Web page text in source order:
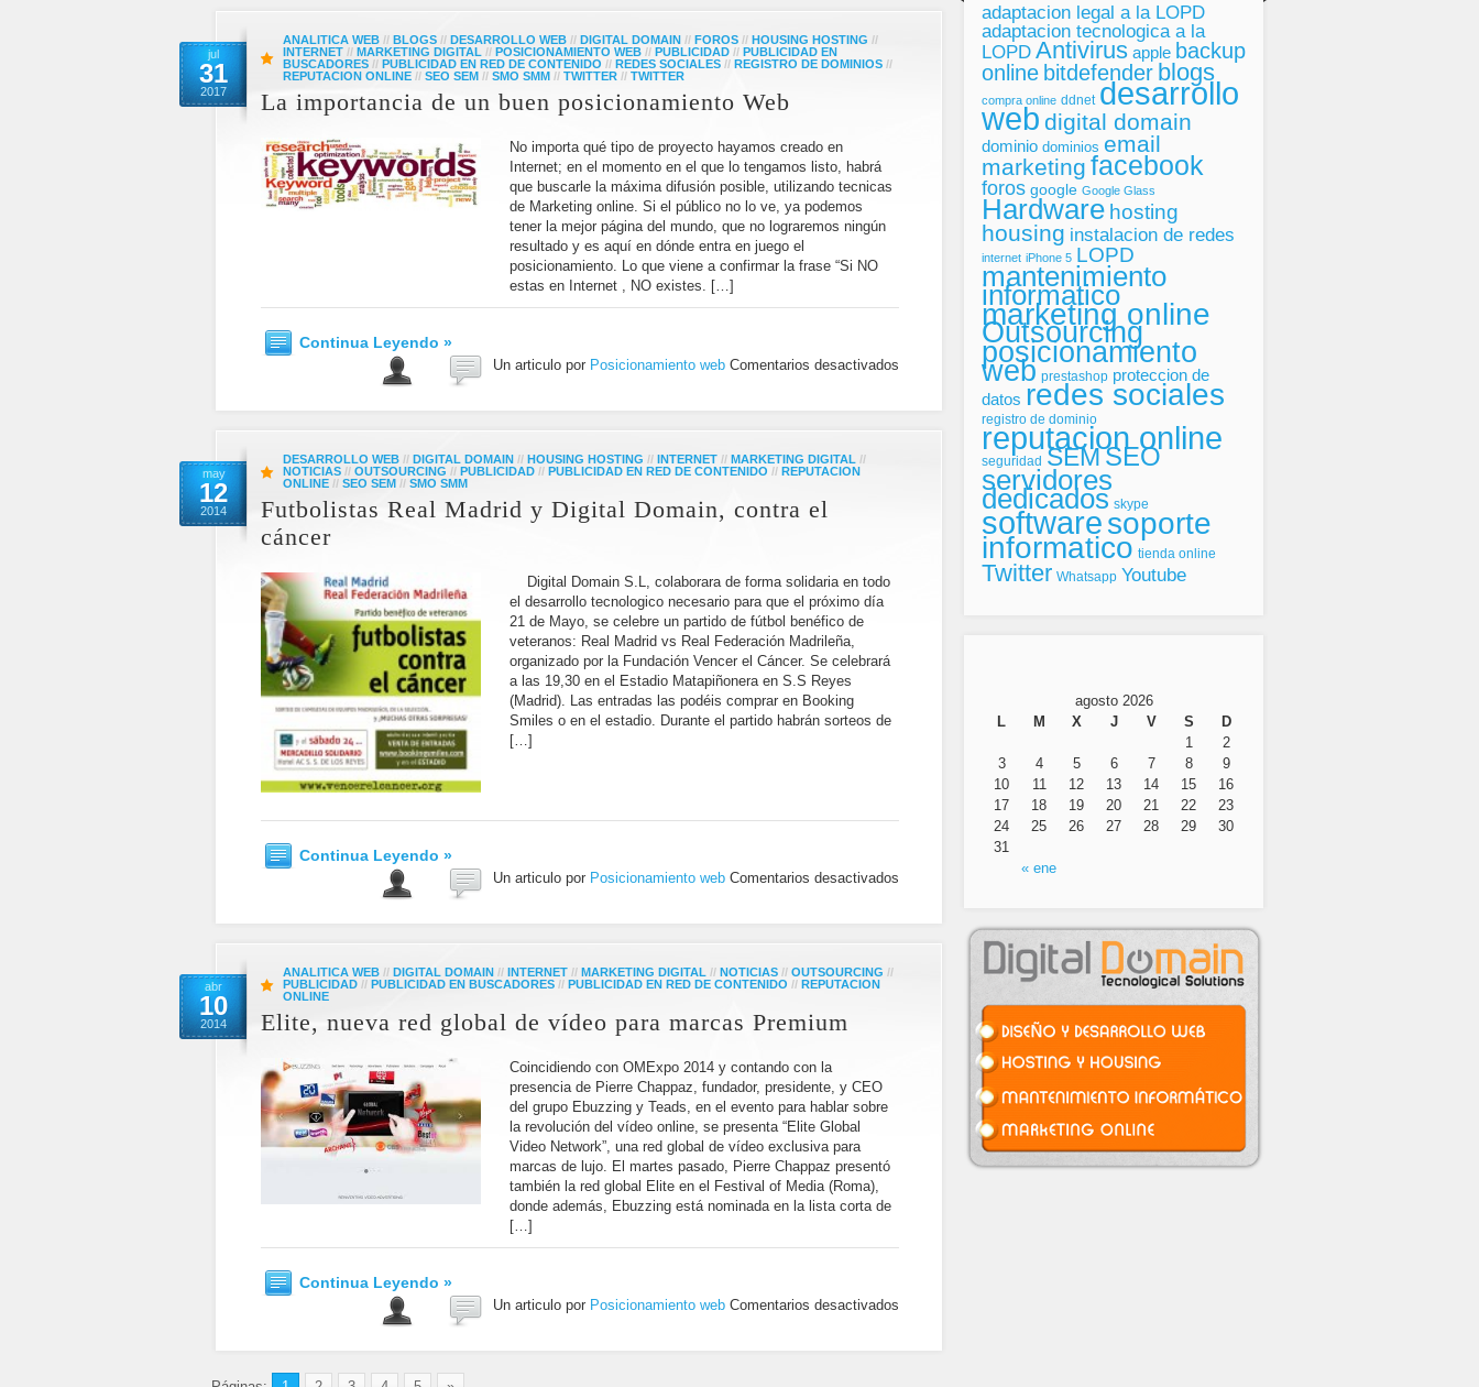
jul
31
2017
ANALITICA WEB // BLOGS // DESARROLLO WEB // DIGITAL DOMAIN // FOROS // HOUSING HOSTING //
INTERNET // MARKETING DIGITAL // POSICIONAMIENTO WEB // PUBLICIDAD // PUBLICIDAD EN
BUSCADORES // PUBLICIDAD EN RED DE CONTENIDO // REDES SOCIALES // REGISTRO DE DOMINIOS //
REPUTACION ONLINE // SEO SEM // SMO SMM // TWITTER // TWITTER
La importancia de un buen posicionamiento Web
No importa qué tipo de proyecto hayamos creado en
Internet; en el momento en el que lo tengamos listo, habrá
que buscarle la máxima difusión posible, utilizando tecnicas
de Marketing online. Si el público no lo ve, ya podemos
tener la mejor página del mundo, que no lograremos ningún
resultado y es aquí en dónde entra en juego el
posicionamiento. Lo que viene a confirmar la frase “Si NO
estas en Internet , NO existes. […]
Continua Leyendo »
Un articulo por Posicionamiento web Comentarios desactivados
may
12
2014
DESARROLLO WEB // DIGITAL DOMAIN // HOUSING HOSTING // INTERNET // MARKETING DIGITAL //
NOTICIAS // OUTSOURCING // PUBLICIDAD // PUBLICIDAD EN RED DE CONTENIDO // REPUTACION
ONLINE // SEO SEM // SMO SMM
Futbolistas Real Madrid y Digital Domain, contra el
cáncer
Digital Domain S.L, colaborara de forma solidaria en todo
el desarrollo tecnologico necesario para que el próximo día
21 de Mayo, se celebre un partido de fútbol benéfico de
veteranos: Real Madrid vs Real Federación Madrileña,
organizado por la Fundación Vencer el Cáncer. Se celebrará
a las 19,30 en el Estadio Matapiñonera en S.S Reyes
(Madrid). Las entradas las podéis comprar en Booking
Smiles o en el estadio. Durante el partido habrán sorteos de
[…]
Continua Leyendo »
Un articulo por Posicionamiento web Comentarios desactivados
abr
10
2014
ANALITICA WEB // DIGITAL DOMAIN // INTERNET // MARKETING DIGITAL // NOTICIAS // OUTSOURCING //
PUBLICIDAD // PUBLICIDAD EN BUSCADORES // PUBLICIDAD EN RED DE CONTENIDO // REPUTACION
ONLINE
Elite, nueva red global de vídeo para marcas Premium
Coincidiendo con OMExpo 2014 y contando con la
presencia de Pierre Chappaz, fundador, presidente, y CEO
del grupo Ebuzzing y Teads, en el evento para hablar sobre
la revolución del vídeo online, se presenta “Elite Global
Video Network”, una red global de vídeo exclusiva para
marcas de lujo. El martes pasado, Pierre Chappaz presentó
también la red global Elite en el Festival of Media (Roma),
donde además, Ebuzzing está nominada en la lista corta de
[…]
Continua Leyendo »
Un articulo por Posicionamiento web Comentarios desactivados
adaptacion legal a la LOPD
adaptacion tecnologica a la
LOPD Antivirus apple backup
online bitdefender blogs
compra online ddnet desarrollo
web digital domain
dominio dominios email
marketing facebook
foros google Google Glass
Hardware hosting
housing instalacion de redes
internet iPhone 5 LOPD
mantenimiento
informatico
marketing online
Outsourcing
posicionamiento
web prestashop proteccion de
datos redes sociales
registro de dominio
reputacion online
seguridad SEMSEO
servidores
dedicados skype
softwaresoporte
informatico tienda online
Twitter Whatsapp Youtube
agosto 2026
L
M X J V S D
« ene
1
2
3
4 5 6 7 8
9
10
11 12 13 14 15
16
17
18 19 20 21 22
23
24
25 26 27 28 29
30
31